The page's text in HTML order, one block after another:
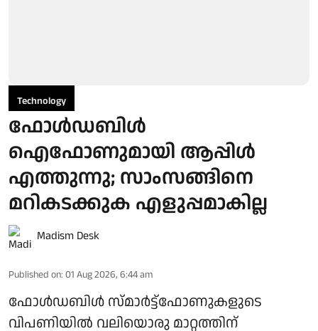
Technology
ഫോൾഡബിൾ
ഐഫോണുമായി ആപ്പിൾ
എത്തുന്നു; സാംസങ്ങിനെ
മറികടക്കുക എളുപ്പമാകില്ല
Madism Desk
Published on: 01 Aug 2026, 6:44 am
ഫോൾഡബിൾ സ്മാർട്ട്ഫോണുകളുടെ
വിപണിയിൽ വലിയൊരു മാറ്റത്തിന്